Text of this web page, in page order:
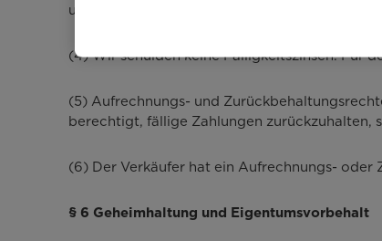
unserer Bank eingeht; für Verzögerungen
(4) Wir schulden keine Fälligkeitszinsen. Für
(5) Aufrechnungs- und
berechtigt, fällige Zahlungen zurückzuhalten,
(6) Der Verkäufer hat ein Aufrechnungs-
§ 6 Geheimhaltung und Eigentumsvorbehalt